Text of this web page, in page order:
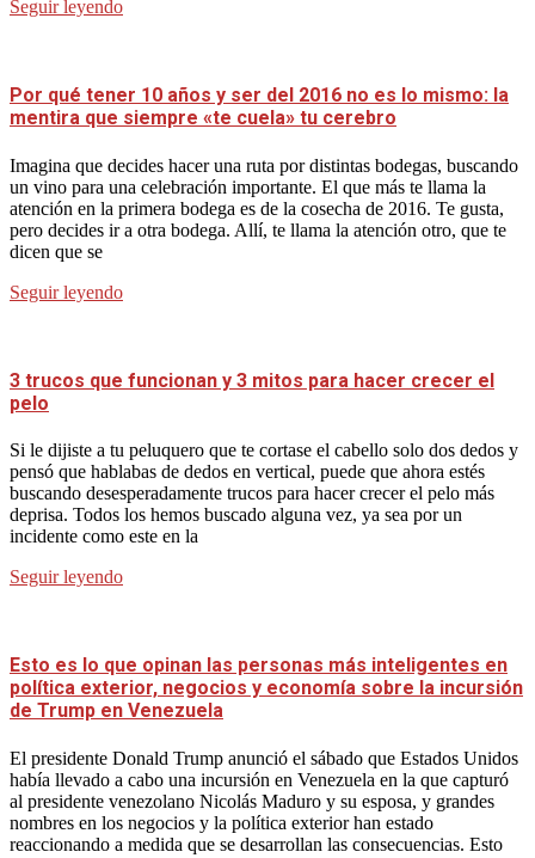
Seguir leyendo
Por qué tener 10 años y ser del 2016 no es lo mismo: la
mentira que siempre «te cuela» tu cerebro
Imagina que decides hacer una ruta por distintas bodegas, buscando
un vino para una celebración importante. El que más te llama la
atención en la primera bodega es de la cosecha de 2016. Te gusta,
pero decides ir a otra bodega. Allí, te llama la atención otro, que te
dicen que se
Seguir leyendo
3 trucos que funcionan y 3 mitos para hacer crecer el
pelo
Si le dijiste a tu peluquero que te cortase el cabello solo dos dedos y
pensó que hablabas de dedos en vertical, puede que ahora estés
buscando desesperadamente trucos para hacer crecer el pelo más
deprisa. Todos los hemos buscado alguna vez, ya sea por un
incidente como este en la
Seguir leyendo
Esto es lo que opinan las personas más inteligentes en
política exterior, negocios y economía sobre la incursión
de Trump en Venezuela
El presidente Donald Trump anunció el sábado que Estados Unidos
había llevado a cabo una incursión en Venezuela en la que capturó
al presidente venezolano Nicolás Maduro y su esposa, y grandes
nombres en los negocios y la política exterior han estado
reaccionando a medida que se desarrollan las consecuencias. Esto